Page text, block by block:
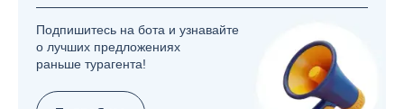
Подпишитесь на бота и узнавайте
о лучших предложениях
раньше турагента!